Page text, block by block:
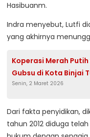
Hasibuanm.
Indra menyebut, Lutfi
yang akhirnya
Koperasi Merah
Gubsu di Kota Binjai
Biaya
Senin, 2 Maret 2026
Dari fakta penyidikan,
tahun 2012 diduga